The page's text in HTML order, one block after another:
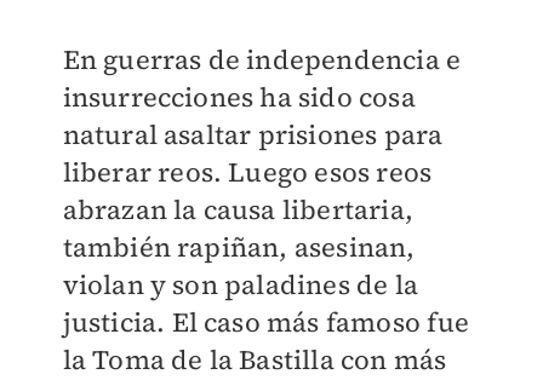
En guerras de independencia e
insurrecciones ha sido cosa
natural asaltar prisiones para
liberar reos. Luego esos reos
abrazan la causa libertaria,
también rapiñan, asesinan,
violan y son paladines de la
justicia. El caso más famoso fue
la Toma de la Bastilla con más